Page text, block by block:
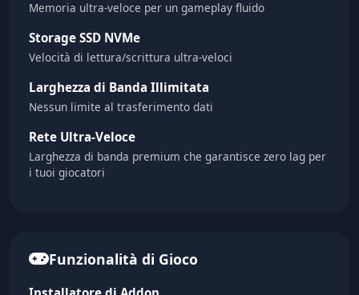
Memoria ultra-veloce per un gameplay fluido
Storage SSD NVMe
Velocità di lettura/scrittura ultra-veloci
Larghezza di Banda Illimitata
Nessun limite al trasferimento dati
Rete Ultra-Veloce
Larghezza di banda premium che garantisce zero lag per
i tuoi giocatori
Funzionalità di Gioco